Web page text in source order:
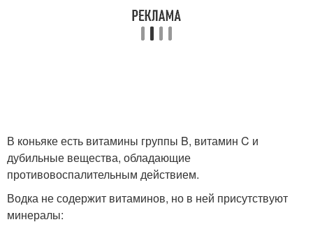
В коньяке есть витамины группы B, витамин C и
дубильные вещества, обладающие
противовоспалительным действием.
Водка не содержит витаминов, но в ней присутствуют
минералы: